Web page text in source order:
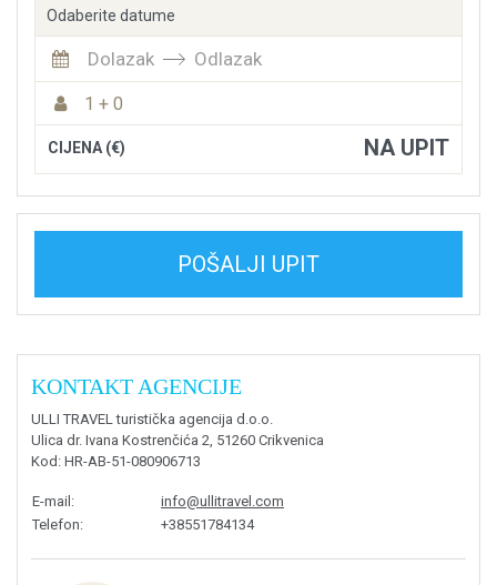
Odaberite datume
Dolazak Odlazak
1 + 0
CIJENA (€) NA UPIT
POŠALJI UPIT
KONTAKT AGENCIJE
ULLI TRAVEL turistička agencija d.o.o.
Ulica dr. Ivana Kostrenčića 2, 51260 Crikvenica
Kod : HR-AB-51-080906713
E-mail :
info@ullitravel.com
Telefon: +38551784134